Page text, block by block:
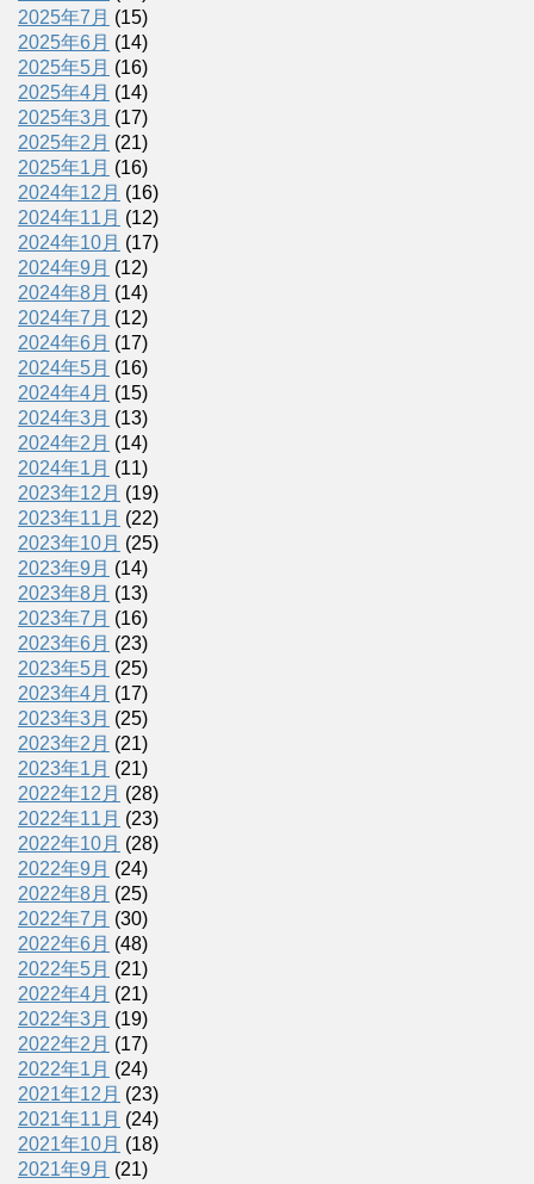
2025年7月 (15)
2025年6月 (14)
2025年5月 (16)
2025年4月 (14)
2025年3月 (17)
2025年2月 (21)
2025年1月 (16)
2024年12月 (16)
2024年11月 (12)
2024年10月 (17)
2024年9月 (12)
2024年8月 (14)
2024年7月 (12)
2024年6月 (17)
2024年5月 (16)
2024年4月 (15)
2024年3月 (13)
2024年2月 (14)
2024年1月 (11)
2023年12月 (19)
2023年11月 (22)
2023年10月 (25)
2023年9月 (14)
2023年8月 (13)
2023年7月 (16)
2023年6月 (23)
2023年5月 (25)
2023年4月 (17)
2023年3月 (25)
2023年2月 (21)
2023年1月 (21)
2022年12月 (28)
2022年11月 (23)
2022年10月 (28)
2022年9月 (24)
2022年8月 (25)
2022年7月 (30)
2022年6月 (48)
2022年5月 (21)
2022年4月 (21)
2022年3月 (19)
2022年2月 (17)
2022年1月 (24)
2021年12月 (23)
2021年11月 (24)
2021年10月 (18)
2021年9月 (21)